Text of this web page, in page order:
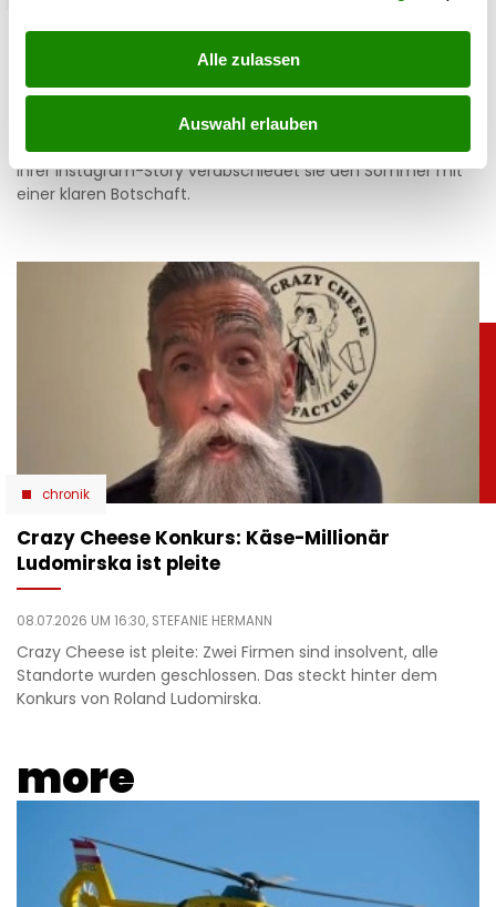
Alle zulassen
Auswahl erlauben
Simone mit Ansage auf Instagram: „Komm nie
JOVANA BOROJEVIC
Simone Lugner hat genug von der Hitzewelle in Wien. In
ihrer Instagram-Story verabschiedet sie den Sommer mit
einer klaren Botschaft.
chronik
Crazy Cheese Konkurs: Käse-Millionär
Ludomirska ist pleite
08.07.2026 UM 16:30, STEFANIE HERMANN
Crazy Cheese ist pleite: Zwei Firmen sind insolvent, alle
Standorte wurden geschlossen. Das steckt hinter dem
Konkurs von Roland Ludomirska.
more